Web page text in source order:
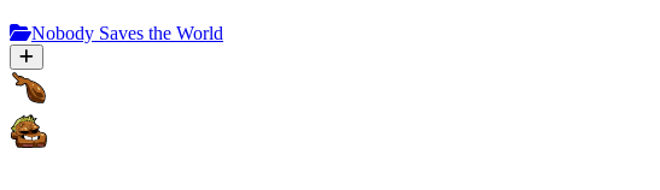
Nobody Saves the World